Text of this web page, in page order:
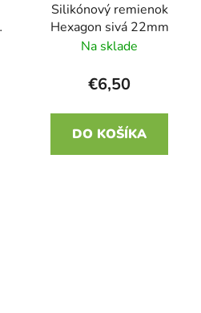
Silikónový remienok
Hexagon sivá 22mm
Na sklade
€6,50
DO KOŠÍKA